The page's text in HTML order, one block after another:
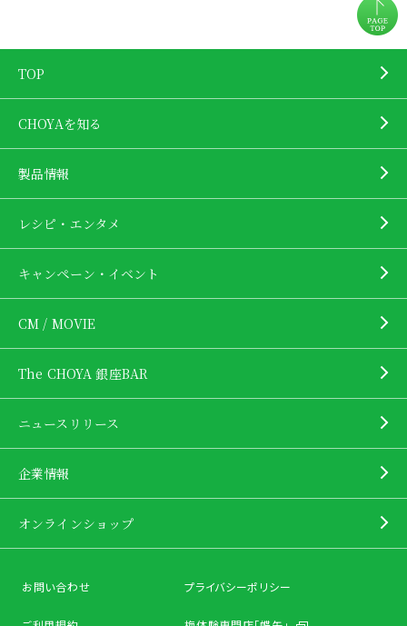
TOP
CHOYAを知る
製品情報
レシピ・エンタメ
キャンペーン・イベント
CM / MOVIE
The CHOYA 銀座BAR
ニュースリリース
企業情報
オンラインショップ
お問い合わせ プライバシーポリシー